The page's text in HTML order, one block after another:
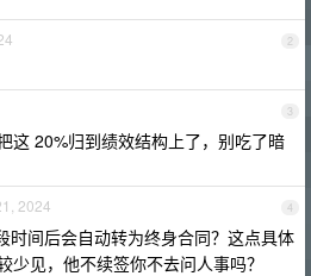
2
3
这 20%归到绩效结构上了，别吃了暗
4
2024
时间后会自动转为终身合同？这点具体
少见，他不续签你不去问人事吗？